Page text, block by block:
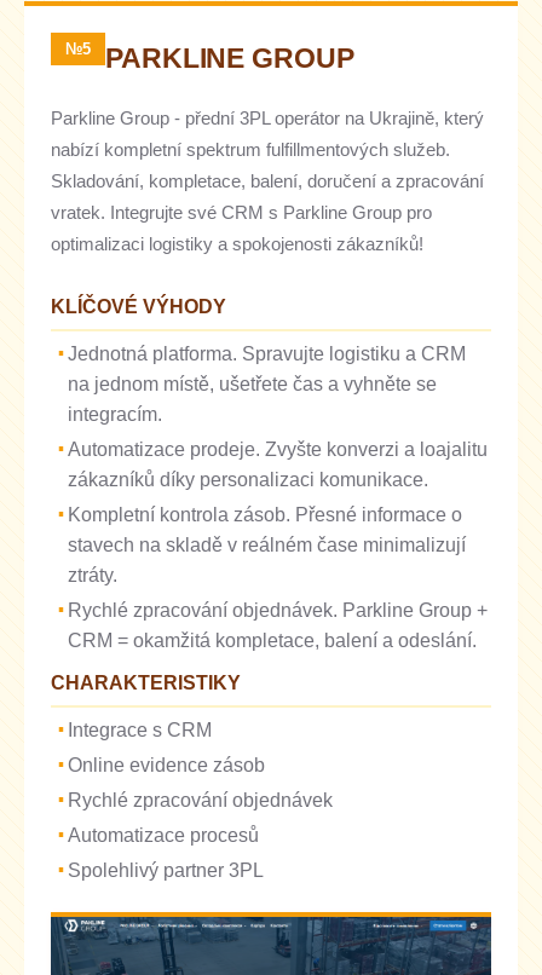
№5 PARKLINE GROUP
Parkline Group - přední 3PL operátor na Ukrajině, který
nabízí kompletní spektrum fulfillmentových služeb.
Skladování, kompletace, balení, doručení a zpracování
vratek. Integrujte své CRM s Parkline Group pro
optimalizaci logistiky a spokojenosti zákazníků!
KLÍČOVÉ VÝHODY
Jednotná platforma. Spravujte logistiku a CRM
na jednom místě, ušetřete čas a vyhněte se
integracím.
Automatizace prodeje. Zvyšte konverzi a loajalitu
zákazníků díky personalizaci komunikace.
Kompletní kontrola zásob. Přesné informace o
stavech na skladě v reálném čase minimalizují
ztráty.
Rychlé zpracování objednávek. Parkline Group +
CRM = okamžitá kompletace, balení a odeslání.
CHARAKTERISTIKY
Integrace s CRM
Online evidence zásob
Rychlé zpracování objednávek
Automatizace procesů
Spolehlivý partner 3PL